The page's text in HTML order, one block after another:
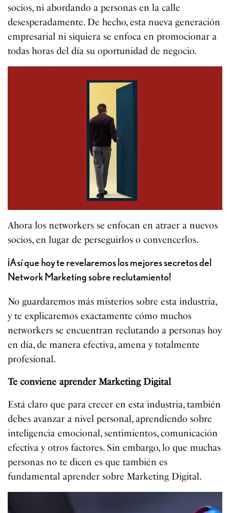
socios, ni abordando a personas en la calle
desesperadamente. De hecho, esta nueva generación
empresarial ni siquiera se enfoca en promocionar a
todas horas del día su oportunidad de negocio.
Ahora los networkers se enfocan en atraer a nuevos
socios, en lugar de perseguirlos o convencerlos.
¡Así que hoy te revelaremos los mejores secretos del
Network Marketing sobre reclutamiento!
No guardaremos más misterios sobre esta industria,
y te explicaremos exactamente cómo muchos
networkers se encuentran reclutando a personas hoy
en día, de manera efectiva, amena y totalmente
profesional.
Te conviene aprender Marketing Digital
Está claro que para crecer en esta industria, también
debes avanzar a nivel personal, aprendiendo sobre
inteligencia emocional, sentimientos, comunicación
efectiva y otros factores. Sin embargo, lo que muchas
personas no te dicen es que también es
fundamental aprender sobre Marketing Digital.